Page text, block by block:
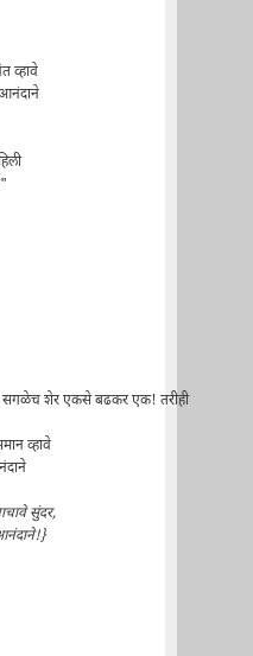
व्हावे
शेर एकसे बढकर एक! तरीही
व्हावे
सुंदर,